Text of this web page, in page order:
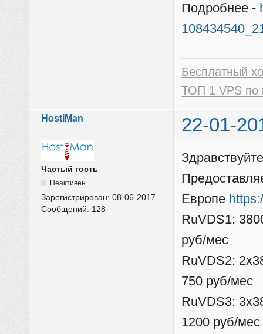
Подробнее -
Бесплатный
ТОП 1 VPS по
HostiMan 22-01-
Частый гость
Неактивен
Зарегистрирован:08-06-2017
Сообщений: 128
Европе
RuVDS1:
руб/мес
RuVDS2:
750 руб/мес
RuVDS3:
1200 руб/мес